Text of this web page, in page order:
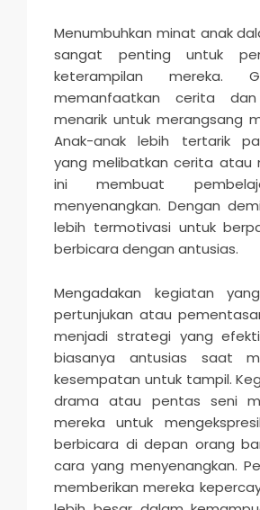
Menumbuhkan minat anak
sangat penting untuk
keterampilan mereka.
memanfaatkan cerita
menarik untuk merangsang
Anak-anak lebih tertarik
yang melibatkan cerita atau
ini membuat
menyenangkan. Dengan
lebih termotivasi untuk
berbicara dengan antusias.
Mengadakan kegiatan
pertunjukan atau
menjadi strategi yang
biasanya antusias saat
kesempatan untuk tampil.
drama atau pentas seni
mereka untuk
berbicara di depan orang
cara yang menyenangkan.
memberikan mereka